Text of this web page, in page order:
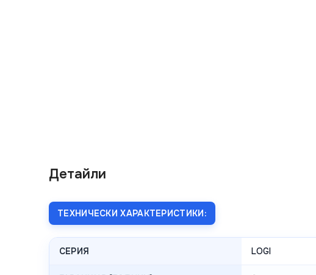
Детайли
ТЕХНИЧЕСКИ ХАРАКТЕРИСТИКИ:
СЕРИЯ LOGI